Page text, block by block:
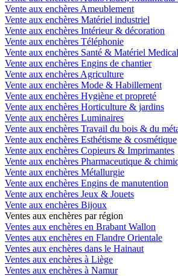
Vente aux enchères Ameublement
Vente aux enchères Matériel industriel
Vente aux enchères Intérieur & décoration
Vente aux enchères Téléphonie
Vente aux enchères Santé & Matériel Medical
Vente aux enchères Engins de chantier
Vente aux enchères Agriculture
Vente aux enchères Mode & Habillement
Vente aux enchères Hygiène et propreté
Vente aux enchères Horticulture & jardins
Vente aux enchères Luminaires
Vente aux enchères Travail du bois & du
Vente aux enchères Esthétisme & cosmétique
Vente aux enchères Copieurs & Imprimantes
Vente aux enchères Pharmaceutique &
Vente aux enchères Métallurgie
Vente aux enchères Engins de manutention
Vente aux enchères Jeux & Jouets
Vente aux enchères Bijoux
Ventes aux enchères par région
Ventes aux enchères en Brabant Wallon
Ventes aux enchères en Flandre Orientale
Ventes aux enchères dans le Hainaut
Ventes aux enchères à Liège
Ventes aux enchères à Namur